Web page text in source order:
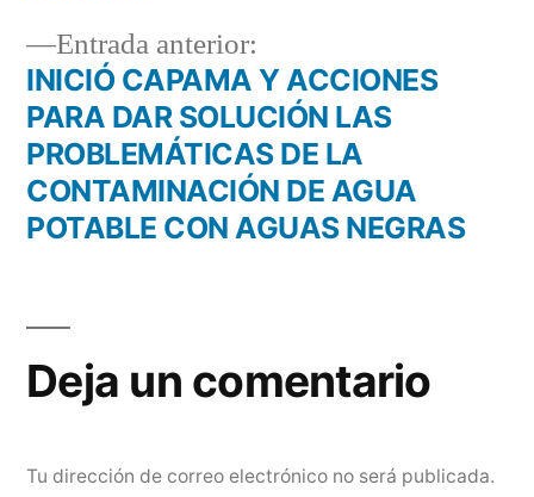
entradas
Entrada anterior:
anterior:
INICIÓ CAPAMA Y ACCIONES
PARA DAR SOLUCIÓN LAS
PROBLEMÁTICAS DE LA
CONTAMINACIÓN DE AGUA
POTABLE CON AGUAS NEGRAS
Deja un comentario
Tu dirección de correo electrónico no será publicada.